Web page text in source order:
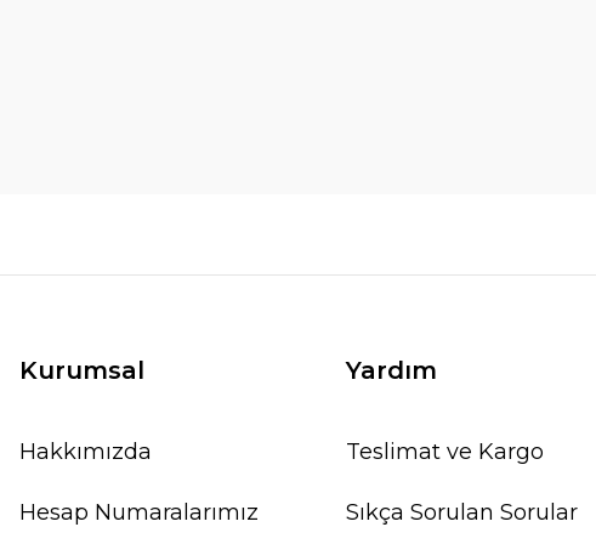
Kurumsal
Hakkımızda
Hesap Numaralarımız
Yardım
Teslimat ve Kargo
Sıkça Sorulan Sorular